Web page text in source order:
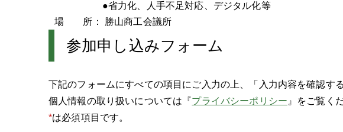
●省力化、人手不足対応、デジタル化等
場 所： 勝山商工会議所
参加申し込みフォーム
下記のフォームにすべての項目にご入力の上、「入力内容を確認す
個人情報の取り扱いについては『プライバシーポリシー 』をご覧く
*は必須項目です。